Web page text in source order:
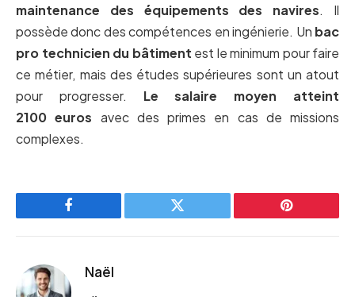
maintenance des équipements des navires. Il
possède donc des compétences en ingénierie. Un bac
pro technicien du bâtiment est le minimum pour faire
ce métier, mais des études supérieures sont un atout
pour progresser. Le salaire moyen atteint
2100 euros avec des primes en cas de missions
complexes.
Facebook Twitter Pinterest
Naël